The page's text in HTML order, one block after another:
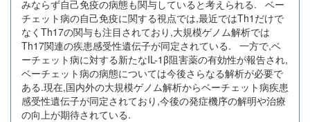
みならず自己免疫の病態も関与していると考えられる. ベー
チェット病の自己免疫に関する視点では,最近ではTh1だけで
なくTh17の関与も注目されており,大規模ゲノム解析では
Th17関連の疾患感受性遺伝子が同定されている. 一方で,ベ
ーチェット病に対する新たなIL-1β阻害薬の有効性が報告され,
ベーチェット病の病態については今後さらなる解析が必要で
ある.現在,国内外の大規模ゲノム解析からベーチェット病疾患
感受性遺伝子が同定されており,今後の発症機序の解明や治療
の向上が期待されている.